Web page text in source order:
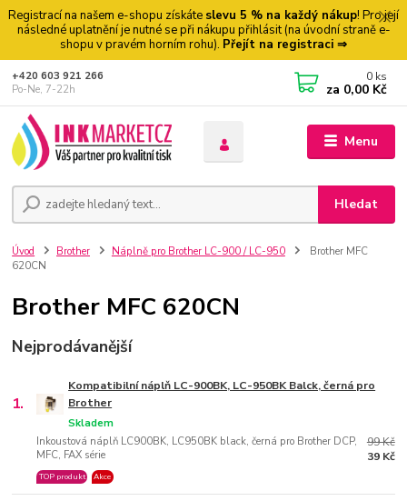
Registrací na našem e-shopu získáte slevu 5 % na každý nákup! Pro její
následné uplatnění je nutné se při nákupu přihlásit (na úvodní straně e-
shopu v pravém horním rohu). Přejít na registraci ⇒
Menu
Hledat
+420 603 921 266
Po-Ne, 7-22h
0 ks
za 0,00 Kč
Úvod Brother Náplně pro Brother LC-900 / LC-950
Brother MFC
620CN
Brother MFC 620CN
Nejprodávanější
1.
Kompatibilní náplň LC-900BK, LC-950BK Balck, černá pro
Brother
Inkoustová náplň LC900BK, LC950BK black, černá pro Brother DCP,
MFC, FAX série
Skladem
TOP produkt Akce
99 Kč
39 Kč